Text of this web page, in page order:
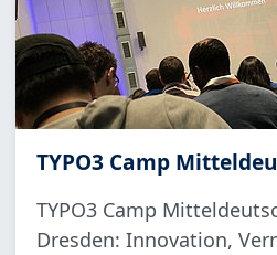
TYPO3 Camp
TYPO3 Camp
Dresden: Innovation,